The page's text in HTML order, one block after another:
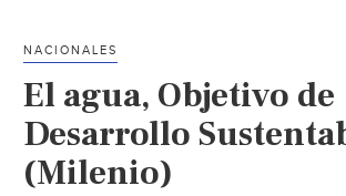
NACIONALES
El agua, Objetivo de
Desarrollo
(Milenio)